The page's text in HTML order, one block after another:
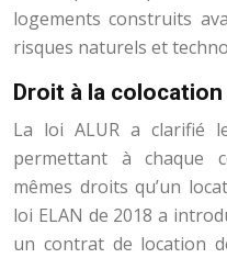
logements construits
risques naturels et
Droit à la
La loi ALUR a clarifié
permettant à chaque
mêmes droits qu’un
loi ELAN de 2018 a
un contrat de location